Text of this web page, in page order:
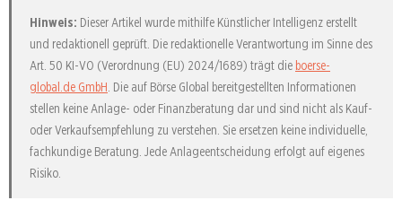
Hinweis: Dieser Artikel wurde mithilfe Künstlicher Intelligenz erstellt
und redaktionell geprüft. Die redaktionelle Verantwortung im Sinne des
Art. 50 KI-VO (Verordnung (EU) 2024/1689) trägt die boerse-
global.de GmbH . Die auf Börse Global bereitgestellten Informationen
stellen keine Anlage- oder Finanzberatung dar und sind nicht als Kauf-
oder Verkaufsempfehlung zu verstehen. Sie ersetzen keine individuelle,
fachkundige Beratung. Jede Anlageentscheidung erfolgt auf eigenes
Risiko.